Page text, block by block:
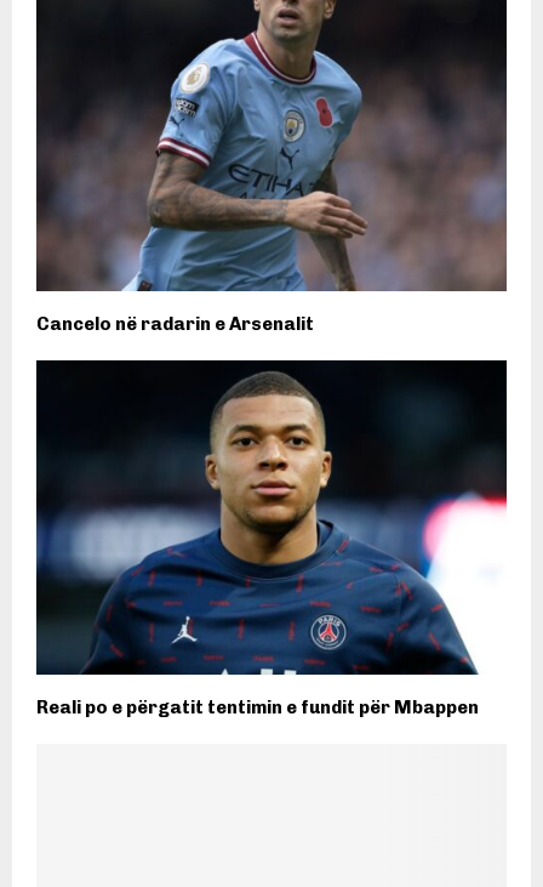
Cancelo në radarin e Arsenalit
Reali po e përgatit tentimin e fundit për Mbappen